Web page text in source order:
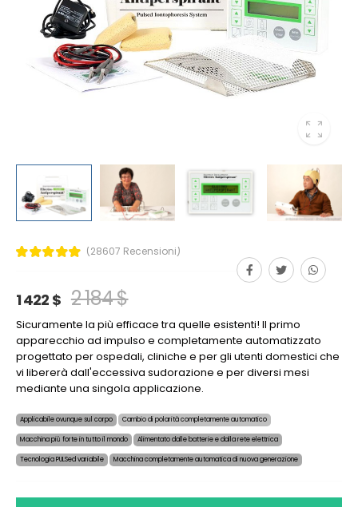
(28607 Recensioni)
1 422 $ 2 184 $
Sicuramente la più efficace tra quelle esistenti! Il primo
apparecchio ad impulso e completamente automatizzato
progettato per ospedali, cliniche e per gli utenti domestici che
vi libererà dall'eccessiva sudorazione e per diversi mesi
mediante una singola applicazione.
Applicabile ovunque sul corpo Cambio di polarità completamente automatico
Macchina più forte in tutto il mondo Alimentato dalle batterie e dalla rete elettrica
Tecnologia PULSed variabile Macchina completamente automatica di nuova generazione